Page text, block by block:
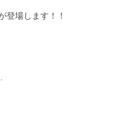
登場します！！